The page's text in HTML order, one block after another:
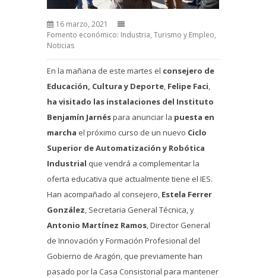
16 marzo, 2021
Fomento económico: Industria, Turismo y Empleo,
Noticias
En la mañana de este martes el consejero de
Educación, Cultura y Deporte, Felipe Faci,
ha visitado las instalaciones del Instituto
Benjamín Jarnéspara anunciar la puesta en
marcha el próximo curso de un nuevo Ciclo
Superior de Automatización y Robótica
Industrial que vendrá a complementar la
oferta educativa que actualmente tiene el IES.
Han acompañado al consejero, Estela Ferrer
González, Secretaria General Técnica, y
Antonio Martínez Ramos, Director General
de Innovación y Formación Profesional del
Gobierno de Aragón, que previamente han
pasado por la Casa Consistorial para mantener